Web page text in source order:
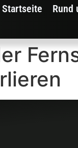
Startseite Rund